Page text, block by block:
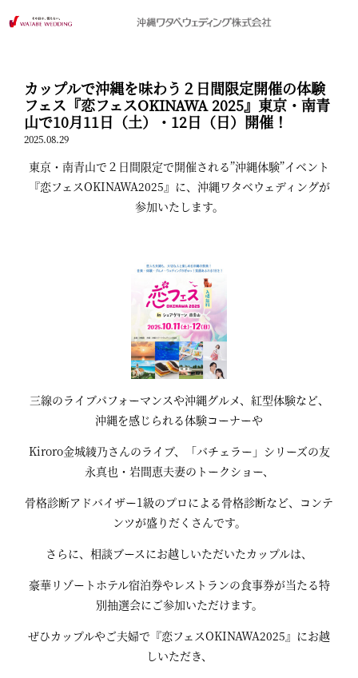
カップルで沖縄を味わう２日間限定開催の体験
フェス『恋フェスOKINAWA 2025』東京・南青
山で10月11日（土）・12日（日）開催！
2025.08.29
東京・南青山で２日間限定で開催される”沖縄体験”イベント
『恋フェスOKINAWA2025』に、沖縄ワタベウェディングが
参加いたします。
三線のライブパフォーマンスや沖縄グルメ、紅型体験など、
沖縄を感じられる体験コーナーや
Kiroro金城綾乃さんのライブ、「バチェラー」シリーズの友
永真也・岩間恵夫妻のトークショー、
骨格診断アドバイザー1級のプロによる骨格診断など、コンテ
ンツが盛りだくさんです。
さらに、相談ブースにお越しいただいたカップルは、
豪華リゾートホテル宿泊券やレストランの食事券が当たる特
別抽選会にご参加いただけます。
ぜひカップルやご夫婦で『恋フェスOKINAWA2025』にお越
しいただき、